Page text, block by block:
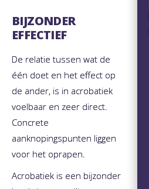
BIJZONDER
EFFECTIEF
De relatie tussen wat de
één doet en het effect op
de ander, is in acrobatiek
voelbaar en zeer direct.
Concrete
aanknopingspunten liggen
voor het oprapen.
Acrobatiek is een bijzonder